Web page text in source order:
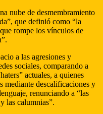
nube de desmembramiento
que definió como “la
rompe los vínculos de
a las agresiones y
sociales, comparando a
actuales, a quienes
mediante descalificaciones y
renunciando a “las
las calumnias”.